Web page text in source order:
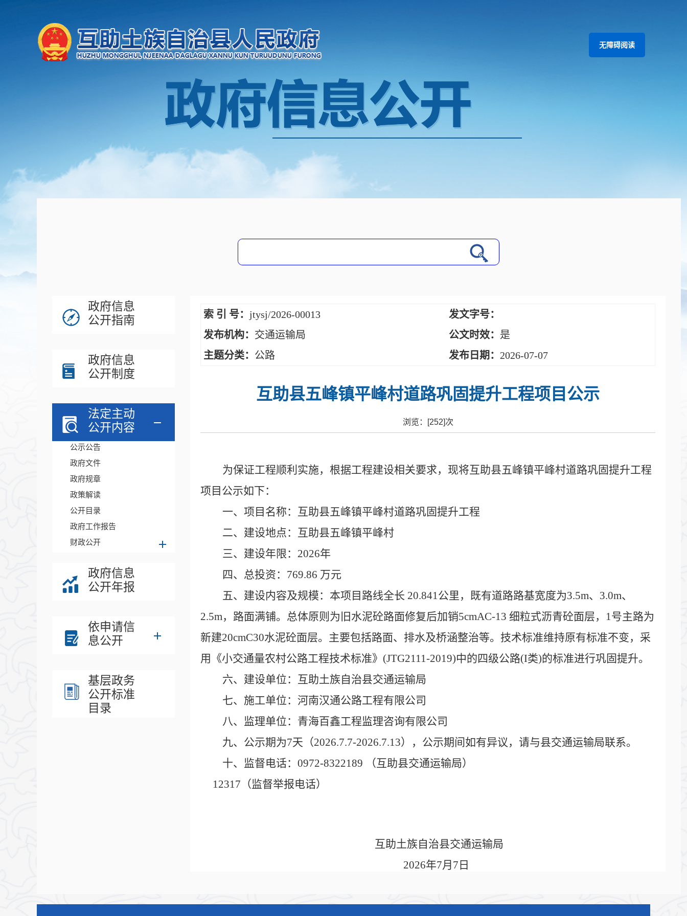
无障碍阅读
政府信息
公开指南
政府信息
公开制度
法定主动
公开内容
公示公告
政府文件
政府规章
政策解读
公开目录
政府工作报告
财政公开
政府信息
公开年报
依申请信
息公开
基层政务
公开标准
目录
索 引 号： jtysj/2026-00013
发文字号：
发布机构： 交通运输局 公文时效： 是
主题分类： 公路 发布日期： 2026-07-07
互助县五峰镇平峰村道路巩固提升工程项目公示
浏览：[252]次
为保证工程顺利实施，根据工程建设相关要求，现将互助县五峰镇平峰村道路巩固提升工程
项目公示如下：
一、项目名称：互助县五峰镇平峰村道路巩固提升工程
二、建设地点：互助县五峰镇平峰村
三、建设年限：2026年
四、总投资：769.86 万元
五、建设内容及规模：本项目路线全长 20.841公里，既有道路路基宽度为3.5m、3.0m、
2.5m，路面满铺。总体原则为旧水泥砼路面修复后加销5cmAC-13 细粒式沥青砼面层，1号主路为
新建20cmC30水泥砼面层。主要包括路面、排水及桥涵整治等。技术标准维持原有标准不变，采
用《小交通量农村公路工程技术标准》(JTG2111-2019)中的四级公路(I类)的标准进行巩固提升。
六、建设单位：互助土族自治县交通运输局
七、施工单位：河南汉通公路工程有限公司
八、监理单位：青海百鑫工程监理咨询有限公司
九、公示期为7天（2026.7.7-2026.7.13），公示期间如有异议，请与县交通运输局联系。
十、监督电话：0972-8322189 （互助县交通运输局）
12317（监督举报电话）
互助土族自治县交通运输局
2026年7月7日